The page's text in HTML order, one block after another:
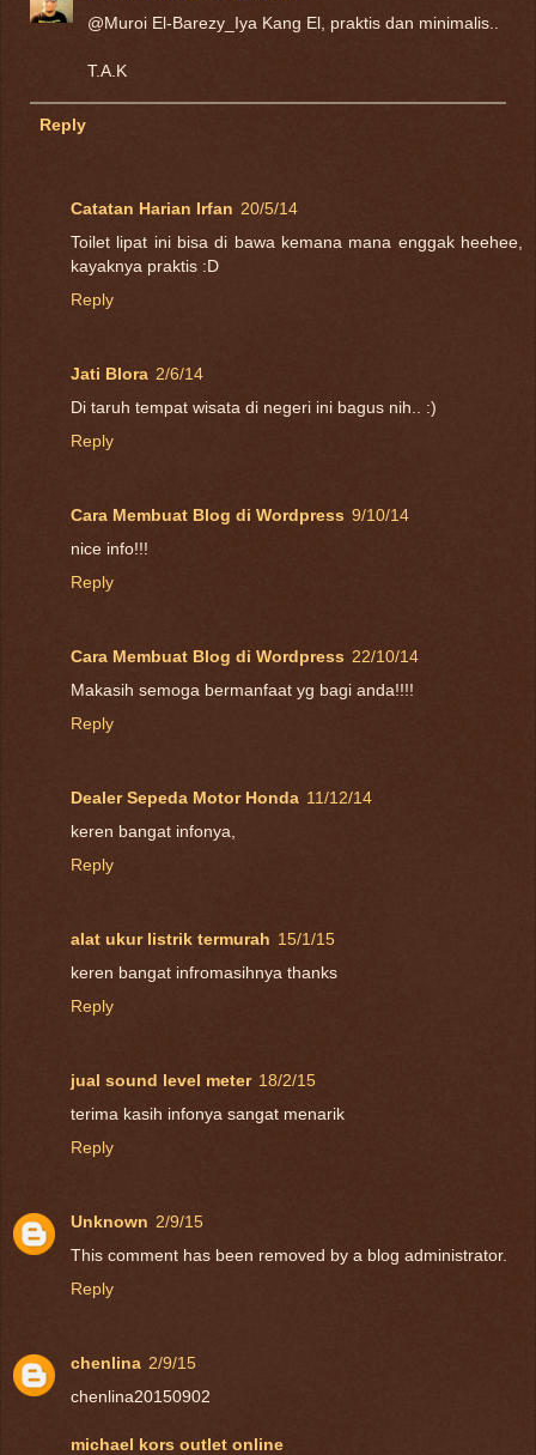
@Muroi El-Barezy_Iya Kang El, praktis dan minimalis..
T.A.K
Reply
Catatan Harian Irfan 20/5/14
Toilet lipat ini bisa di bawa kemana mana enggak heehee,
kayaknya praktis :D
Reply
Jati Blora 2/6/14
Di taruh tempat wisata di negeri ini bagus nih.. :)
Reply
Cara Membuat Blog di Wordpress 9/10/14
nice info!!!
Reply
Cara Membuat Blog di Wordpress 22/10/14
Makasih semoga bermanfaat yg bagi anda!!!!
Reply
Dealer Sepeda Motor Honda 11/12/14
keren bangat infonya,
Reply
alat ukur listrik termurah 15/1/15
keren bangat infromasihnya thanks
Reply
jual sound level meter 18/2/15
terima kasih infonya sangat menarik
Reply
Unknown 2/9/15
This comment has been removed by a blog administrator.
Reply
chenlina 2/9/15
chenlina20150902
michael kors outlet online